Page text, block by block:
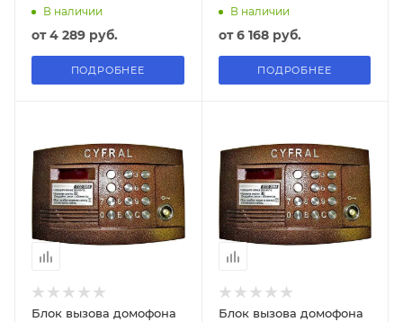
В наличии
от4 289 руб.
ПОДРОБНЕЕ
В наличии
от6 168 руб.
ПОДРОБНЕЕ
Блок вызова домофона
Блок вызова домофона